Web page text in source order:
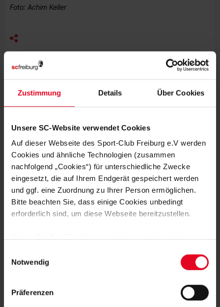
Zustimmung Details Über Cookies
Unsere SC-Website verwendet Cookies
Auf dieser Webseite des Sport-Club Freiburg e.V werden
Cookies und ähnliche Technologien (zusammen
nachfolgend „Cookies“) für unterschiedliche Zwecke
eingesetzt, die auf Ihrem Endgerät gespeichert werden
und ggf. eine Zuordnung zu Ihrer Person ermöglichen.
Bitte beachten Sie, dass einige Cookies unbedingt
erforderlich sind, um diese Webseite bereitzustellen.
Daten von Ihnen (z.B. persönlichen Identifikatoren oder
IP-Adressen) verarbeitet werden. Durch Klicken auf den
Speicherung aller aufgeführten Cookies und der
Notwendig
Präferenzen
Foto: Achim Keller
MEHR NEWS
FRAUEN & MÄDCHEN 07.08.2026
DOPPELTE PREMIERE: BRUNOLD UND
VINCZE TREFFEN BEIM TEST
FRAUEN & MÄDCHEN 05.08.2026
VIER SCHWEIZERINNEN IN
ÖSTERREICH – EIN INTERVIEW
SPORT-CLUB